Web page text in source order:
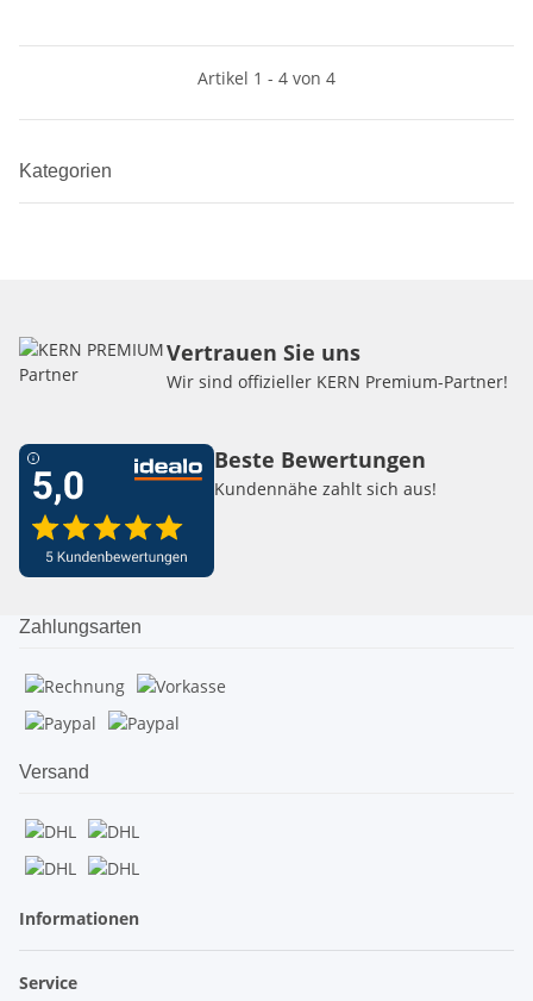
Artikel 1 - 4 von 4
Kategorien
Vertrauen Sie uns
Wir sind offizieller KERN Premium-Partner!
Beste Bewertungen
Kundennähe zahlt sich aus!
Zahlungsarten
Versand
Informationen
Service